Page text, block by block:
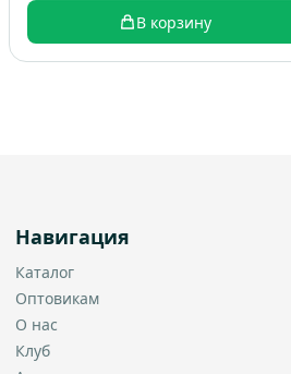
В корзину
Навигация
Каталог
Оптовикам
О нас
Клуб